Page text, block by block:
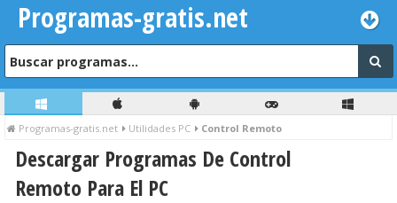
Programas-gratis.net
Programas-gratis.net Utilidades PC Control Remoto
Descargar Programas De Control
Remoto Para El PC